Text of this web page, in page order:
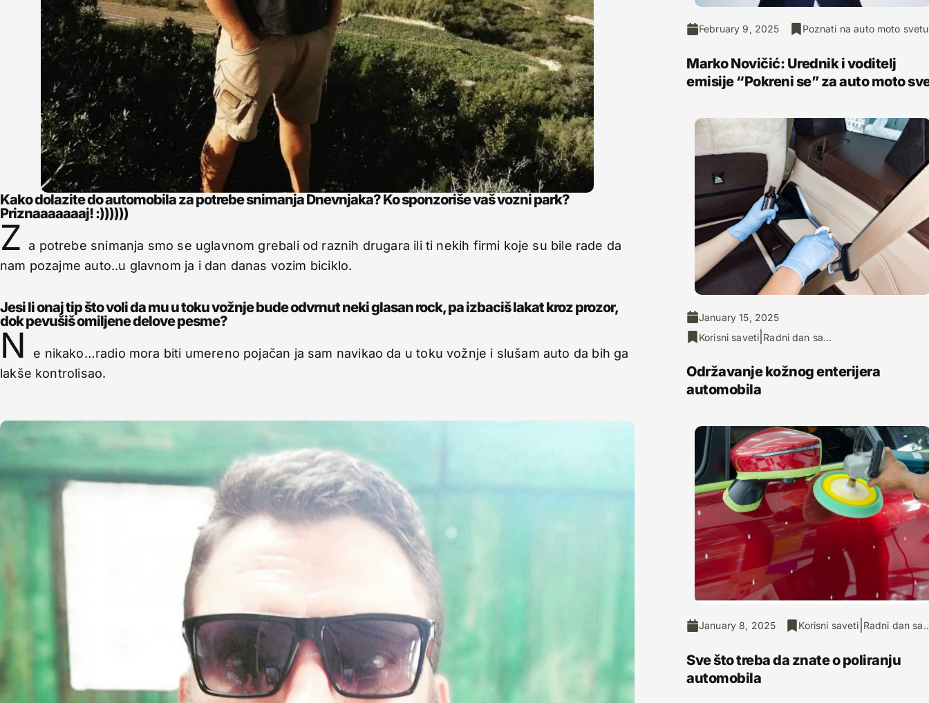
Kako dolazite do automobila za potrebe snimanja Dnevnjaka? Ko sponzoriše vaš vozni park?
Priznaaaaaaaj! :))))))
Z a potrebe snimanja smo se uglavnom grebali od raznih drugara ili ti nekih firmi koje su bile rade da
nam pozajme auto..u glavnom ja i dan danas vozim biciklo.
Jesi li onaj tip što voli da mu u toku vožnje bude odvrnut neki glasan rock, pa izbaciš lakat kroz prozor,
dok pevušiš omiljene delove pesme?
N
e nikako…radio mora biti umereno pojačan ja sam navikao da u toku vožnje i slušam auto da bih ga
lakše kontrolisao.
February 9, 2025 Poznati na auto moto svetu
Marko Novičić: Urednik i voditelj
emisije “Pokreni se” za auto moto
January 15, 2025
Korisni saveti Radni dan sa...
Održavanje kožnog enterijera
automobila
January 8, 2025 Korisni saveti Radni dan
Sve što treba da znate o poliranju
automobila